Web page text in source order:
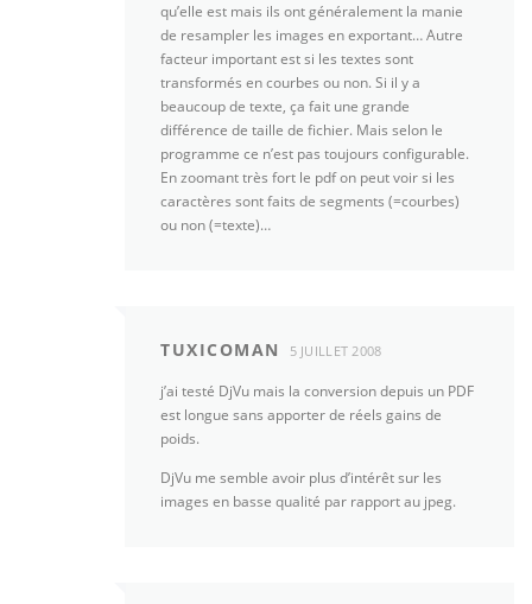
qu’elle est mais ils ont généralement la manie
de resampler les images en exportant… Autre
facteur important est si les textes sont
transformés en courbes ou non. Si il y a
beaucoup de texte, ça fait une grande
différence de taille de fichier. Mais selon le
programme ce n’est pas toujours configurable.
En zoomant très fort le pdf on peut voir si les
caractères sont faits de segments (=courbes)
ou non (=texte)…
TUXICOMAN 5 JUILLET 2008
j’ai testé DjVu mais la conversion depuis un PDF
est longue sans apporter de réels gains de
poids.
DjVu me semble avoir plus d’intérêt sur les
images en basse qualité par rapport au jpeg.